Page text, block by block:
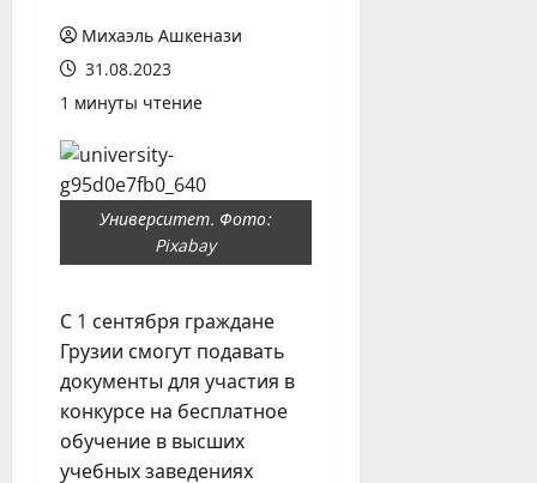
Михаэль Ашкенази
31.08.2023
1 минуты чтение
Университет. Фото:
Pixabay
С 1 сентября граждане
Грузии смогут подавать
документы для участия в
конкурсе на бесплатное
обучение в высших
учебных заведениях